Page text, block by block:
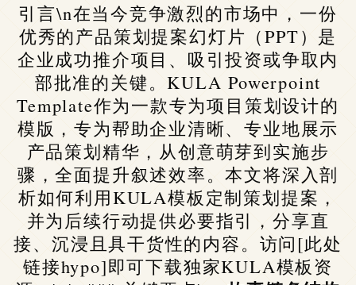
引言\n在当今竞争激烈的市场中，一份
优秀的产品策划提案幻灯片（PPT）是
企业成功推介项目、吸引投资或争取内
部批准的关键。KULA Powerpoint
Template作为一款专为项目策划设计的
模版，专为帮助企业清晰、专业地展示
产品策划精华，从创意萌芽到实施步
骤，全面提升叙述效率。本文将深入剖
析如何利用KULA模板定制策划提案，
并为后续行动提供必要指引，分享直
接、沉浸且具干货性的内容。访问[此处
链接hypo]即可下载独家KULA模板资